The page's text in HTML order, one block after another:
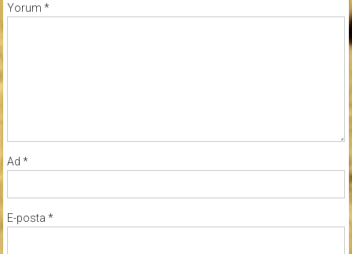
Yorum *
Ad *
E-posta *